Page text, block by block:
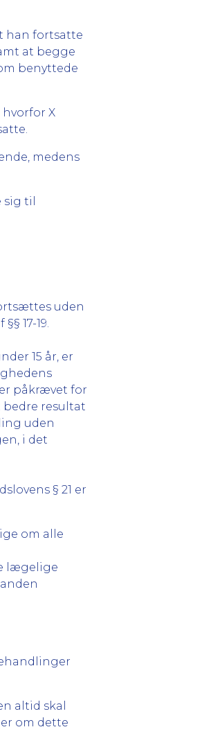
han fortsatte
at begge
benyttede
hvorfor X
medens
til
uden
17-19.
15 år, er
påkrævet for
resultat
uden
i det
§ 21 er
om alle
lægelige
altid skal
om dette